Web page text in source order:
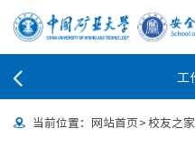
工
当前位置： 网站首页>校友之家